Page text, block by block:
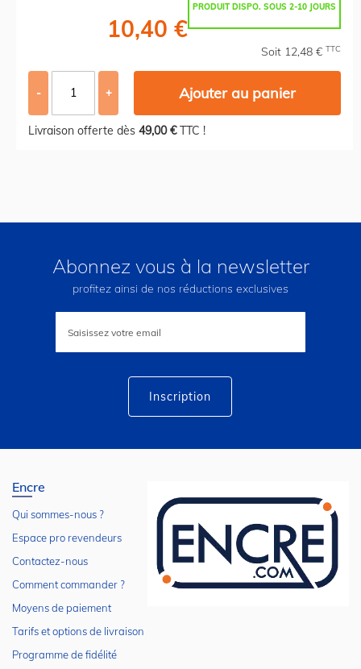
PRODUIT DISPO. SOUS 2-10 JOURS
10,40 €
Soit 12,48 € TTC
- + Ajouter au panier
Livraison offerte dès 49,00 €TTC !
Abonnez vous à la newsletter
profitez ainsi de nos réductions exclusives
lettre
Inscription
Encre
Qui sommes-nous ?
Espace pro revendeurs
Contactez-nous
Comment commander ?
Moyens de paiement
Tarifs et options de livraison
Programme de fidélité